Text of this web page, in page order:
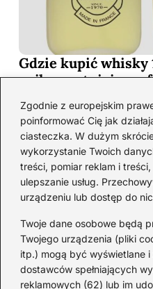
Zgodnie z europejskim
poinformować Cię jak
ciasteczka. W dużym
wykorzystanie Twoich
treści, pomiar reklam i
ulepszanie usług.
urządzeniu lub dostęp do
Twoje dane osobowe będą
Twojego urządzenia (pliki
itp.) mogą być wyświetlane
dostawców spełniających
reklamowych (62) lub im
Gdzie kupić whisky
najkorzystniejsze
2026-06-26
Kategorie
Koktajle(128)
Likier (10)
Piwo(28)
Porady(66)
Przekąski(36)